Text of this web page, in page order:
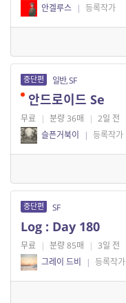
안겔루스 | 등록작가
중단편 일반, SF
안드로이드 Se
무료 | 분량 36매 | 2일 전
슬픈거북이
| 등록작가
중단편 SF
Log : Day 180
무료 | 분량 85매 | 3일 전
그레이 드비
| 등록작가